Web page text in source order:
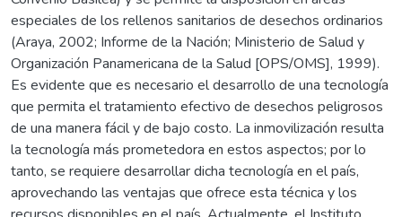
especiales de los rellenos sanitarios de desechos ordinarios
(Araya, 2002; Informe de la Nación; Ministerio de Salud y
Organización Panamericana de la Salud [OPS/OMS], 1999).
Es evidente que es necesario el desarrollo de una tecnología
que permita el tratamiento efectivo de desechos peligrosos
de una manera fácil y de bajo costo. La inmovilización resulta
la tecnología más prometedora en estos aspectos; por lo
tanto, se requiere desarrollar dicha tecnología en el país,
aprovechando las ventajas que ofrece esta técnica y los